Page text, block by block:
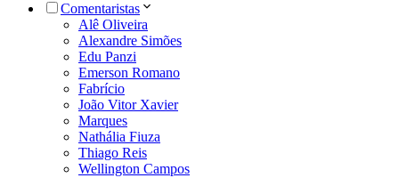
Comentaristas
Alê Oliveira
Alexandre Simões
Edu Panzi
Emerson Romano
Fabrício
João Vitor Xavier
Marques
Nathália Fiuza
Thiago Reis
Wellington Campos